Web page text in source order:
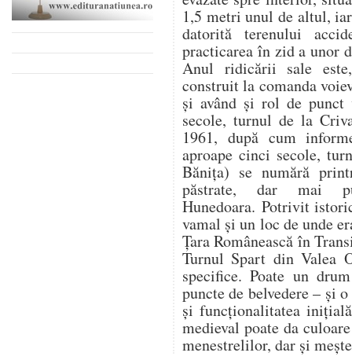
1,5 metri unul de altul,
datorită terenului
practicarea în zid a unor
Anul ridicării sale
construit la comanda
şi având şi rol de punct
secole, turnul de la
1961, după cum
aproape cinci secole,
Băniţa) se numără
păstrate, dar mai
Hunedoara. Potrivit
vamal şi un loc de unde
Ţara Românească în
Turnul Spart din Valea
specifice. Poate un
puncte de belvedere – și
și funcționalitatea
medieval poate da
menestrelilor, dar și